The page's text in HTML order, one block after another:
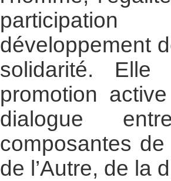
participation
développement
solidarité. Elle
promotion
dialogue
composantes
de l’Autre, de la